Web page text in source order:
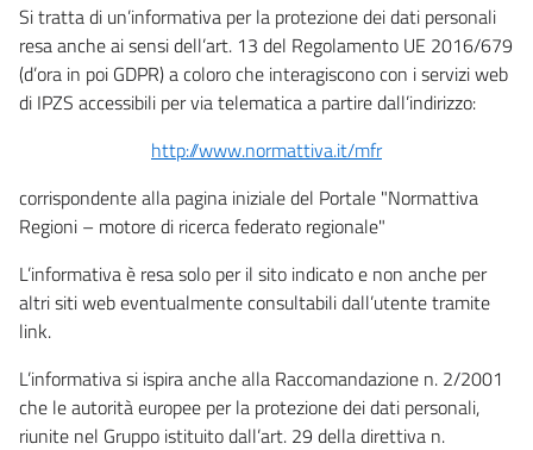
Si tratta di un’informativa per la protezione dei dati personali
resa anche ai sensi dell’art. 13 del Regolamento UE 2016/679
(d’ora in poi GDPR) a coloro che interagiscono con i servizi web
di IPZS accessibili per via telematica a partire dall’indirizzo:
http://www.normattiva.it/mfr
corrispondente alla pagina iniziale del Portale "Normattiva
Regioni – motore di ricerca federato regionale"
L’informativa è resa solo per il sito indicato e non anche per
altri siti web eventualmente consultabili dall’utente tramite
link.
L’informativa si ispira anche alla Raccomandazione n. 2/2001
che le autorità europee per la protezione dei dati personali,
riunite nel Gruppo istituito dall’art. 29 della direttiva n.